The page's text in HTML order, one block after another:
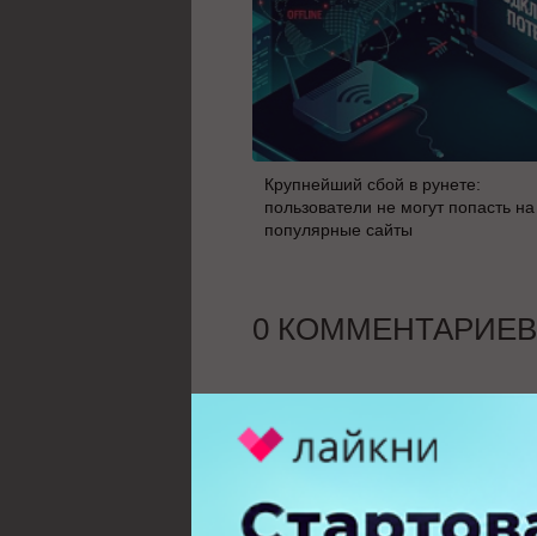
Крупнейший сбой в рунете:
пользователи не могут попасть на
популярные сайты
0 КОММЕНТАРИЕВ